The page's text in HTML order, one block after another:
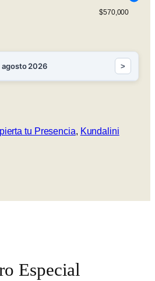
agosto 2026 >
tu Presencia, Kundalini
Especial